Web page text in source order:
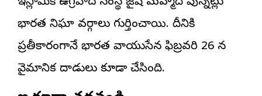
భారత నిఘా వర్గాలు గుర్తించాయి. దీనికి
ప్రతీకారంగానే భారత వాయుసేన ఫిబ్రవరి 26 న
వైమానిక దాడులు కూడా చేసింది.